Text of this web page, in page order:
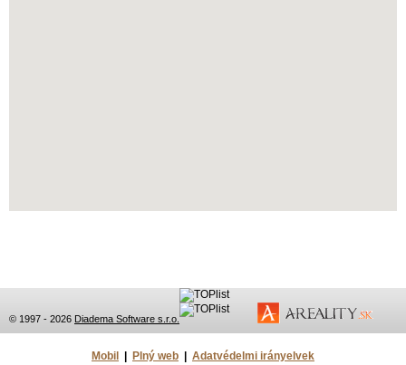
© 1997 - 2026 Diadema Software s.r.o.
Mobil Plný web Adatvédelmi irányelvek